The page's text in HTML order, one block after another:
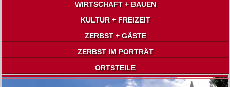
WIRTSCHAFT + BAUEN
KULTUR + FREIZEIT
ZERBST + GÄSTE
ZERBST IM PORTRÄT
ORTSTEILE